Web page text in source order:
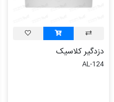
دزدگیر کلاسیک
AL-124